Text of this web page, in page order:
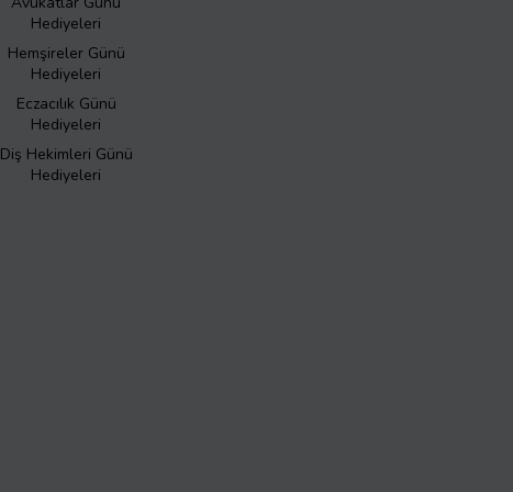
Hediyeleri
Hemşireler Günü
Hediyeleri
Eczacılık Günü
Hediyeleri
Diş Hekimleri Günü
Hediyeleri